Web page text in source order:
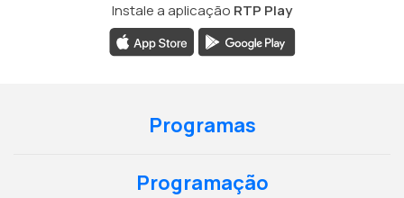
Instale a aplicação RTP Play
Programas
Programação